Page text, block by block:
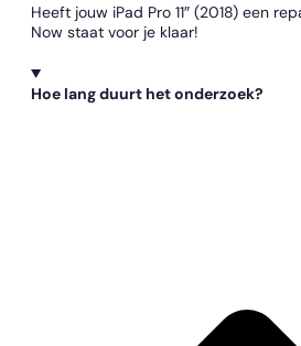
Heeft jouw iPad Pro 11″ (2018) een
Now staat voor je klaar!
Hoe lang duurt het onderzoek?